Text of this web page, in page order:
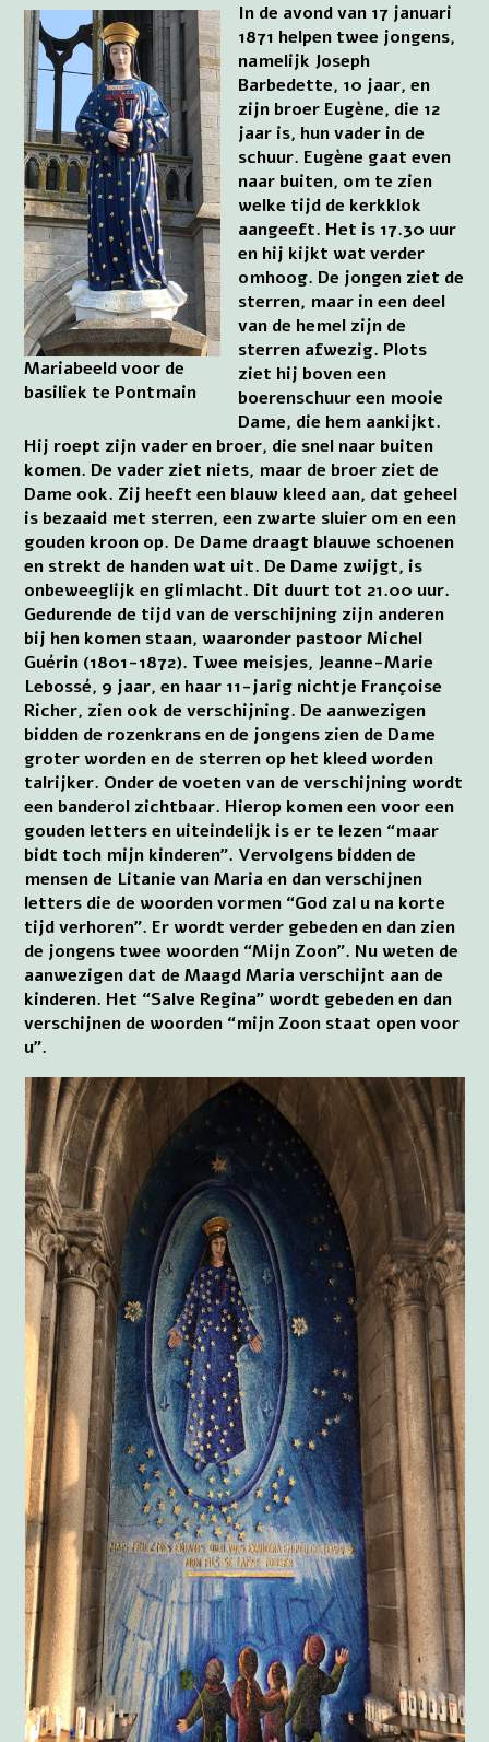
Mariabeeld voor de
basiliek te Pontmain
In de avond van 17 januari
1871 helpen twee jongens,
namelijk Joseph
Barbedette, 10 jaar, en
zijn broer Eugène, die 12
jaar is, hun vader in de
schuur. Eugène gaat even
naar buiten, om te zien
welke tijd de kerkklok
aangeeft. Het is 17.30 uur
en hij kijkt wat verder
omhoog. De jongen ziet de
sterren, maar in een deel
van de hemel zijn de
sterren afwezig. Plots
ziet hij boven een
boerenschuur een mooie
Dame, die hem aankijkt.
Hij roept zijn vader en broer, die snel naar buiten
komen. De vader ziet niets, maar de broer ziet de
Dame ook. Zij heeft een blauw kleed aan, dat geheel
is bezaaid met sterren, een zwarte sluier om en een
gouden kroon op. De Dame draagt blauwe schoenen
en strekt de handen wat uit. De Dame zwijgt, is
onbeweeglijk en glimlacht. Dit duurt tot 21.00 uur.
Gedurende de tijd van de verschijning zijn anderen
bij hen komen staan, waaronder pastoor Michel
Guérin (1801-1872). Twee meisjes, Jeanne-Marie
Lebossé, 9 jaar, en haar 11-jarig nichtje Françoise
Richer, zien ook de verschijning. De aanwezigen
bidden de rozenkrans en de jongens zien de Dame
groter worden en de sterren op het kleed worden
talrijker. Onder de voeten van de verschijning wordt
een banderol zichtbaar. Hierop komen een voor een
gouden letters en uiteindelijk is er te lezen “maar
bidt toch mijn kinderen”. Vervolgens bidden de
mensen de Litanie van Maria en dan verschijnen
letters die de woorden vormen “God zal u na korte
tijd verhoren”. Er wordt verder gebeden en dan zien
de jongens twee woorden “Mijn Zoon”. Nu weten de
aanwezigen dat de Maagd Maria verschijnt aan de
kinderen. Het “Salve Regina” wordt gebeden en dan
verschijnen de woorden “mijn Zoon staat open voor
u”.